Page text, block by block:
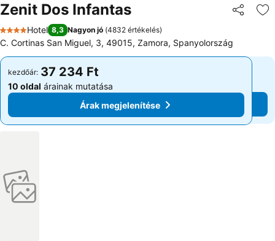
Zenit Dos Infantas
4 Kategória
Hotel 8,3 Nagyon jó (4832 értékelés)
C. Cortinas San Miguel, 3, 49015, Zamora, Spanyolország
kezdőár: 37 234 Ft
10 oldal árainak mutatása
Árak megjelenítése
kezdőár: 37 234 Ft
10 oldal árainak mutatása
Árak megjelenítése